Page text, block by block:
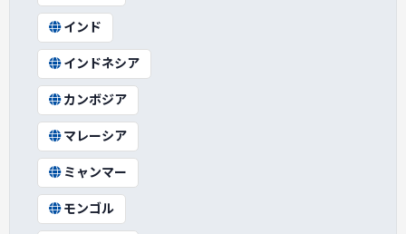
インド
インドネシア
カンボジア
マレーシア
ミャンマー
モンゴル